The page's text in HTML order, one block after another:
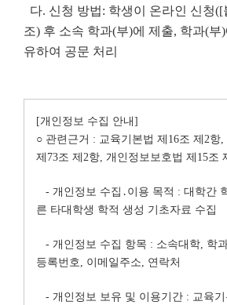
다. 신청 방법: 학생이 온라인 신청
조) 후 소속 학과(부)에 제출, 학과(부
유하여 공문 처리
[개인정보 수집 안내]
○ 관련근거 : 교육기본법 제16조 제2항
제73조 제2항, 개인정보보호법 제15조
- 개인정보 수집․이용 목적 : 대학간
른 타대학생 학적 생성 기초자료 수집
- 개인정보 수집 항목 : 소속대학, 학
등록번호, 이메일주소, 연락처
- 개인정보 보유 및 이용기간 : 교육기